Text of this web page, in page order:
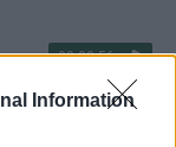
Information
00:00:56